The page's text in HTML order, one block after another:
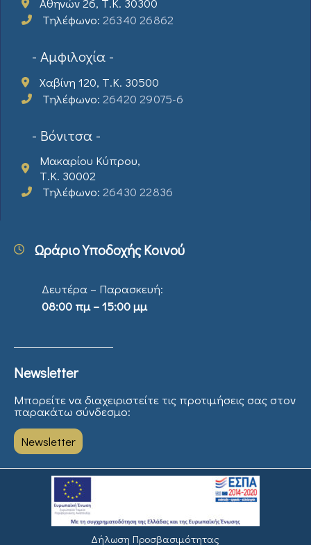
Τηλέφωνο: 26340 26862
- Αμφιλοχία -
Χαβίνη 120, Τ.Κ. 30500
Τηλέφωνο: 26420 29075-6
- Βόνιτσα -
Μακαρίου Κύπρου,
Τ.Κ. 30002
Τηλέφωνο: 26430 22836
Ωράριο Υποδοχής Κοινού
Δευτέρα – Παρασκευή:
08:00 πμ – 15:00 μμ
Newsletter
Μπορείτε να διαχειριστείτε τις προτιμήσεις σας στον
παρακάτω σύνδεσμο:
Newsletter
Δήλωση Προσβασιμότητας